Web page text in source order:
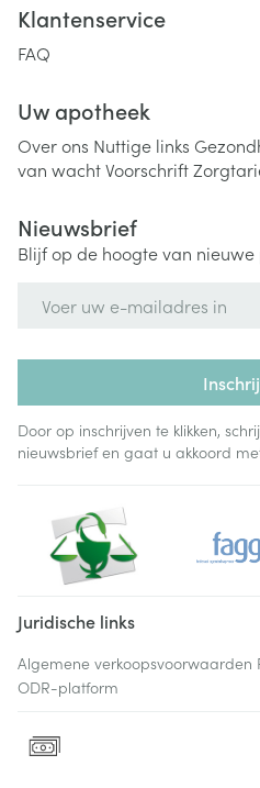
Klantenservice
FAQ
Uw apotheek
Over ons Nuttige links
van wachtVoorschrift
Nieuwsbrief
Blijf op de hoogte van
Door op inschrijven te klikken,
nieuwsbrief en gaat u akkoord
Juridische links
Algemene verkoopsvoorwaarden
ODR-platform